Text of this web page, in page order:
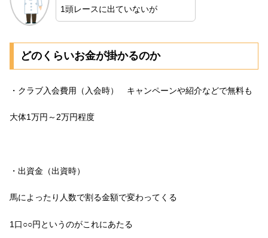
1頭レースに出ていないが
どのくらいお金が掛かるのか
・クラブ入会費用（入会時） キャンペーンや紹介などで無料も
大体1万円～2万円程度
・出資金（出資時）
馬によったり人数で割る金額で変わってくる
1口○○円というのがこれにあたる